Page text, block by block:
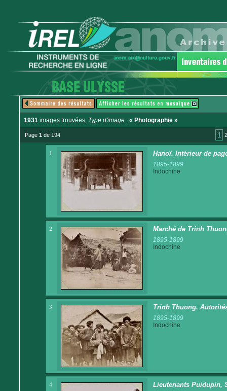
1931 images trouvées, Type d'image : « Photographie »
Page 1 de 194 1 2
1 Hanoï. Intérieur de
1895-1899
Indochine
2 Marché de Trinh
1895-1899
Indochine
3 Trinh Thuong.
1895-1899
Indochine
4 Lieutenants Puidupin,